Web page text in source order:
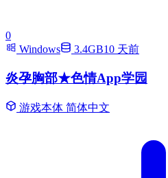
0
Windows
3.4GB10 天前
炎孕胸部★色情App学园
游戏本体 简体中文